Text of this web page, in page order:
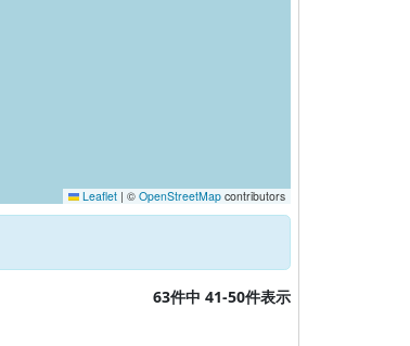
Leaflet | © OpenStreetMap contributors
63件中 41-50件表示